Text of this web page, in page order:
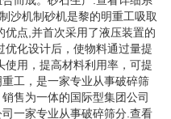
沙机制砂机是黎的明重工吸取
点,并首次采用了液压装置的
优化设计后，使物料通过量提
用，提高材料利用率，可提
工，是一家专业从事破碎筛
售为一体的国际型集团公司
一家专业从事破碎筛分.查看